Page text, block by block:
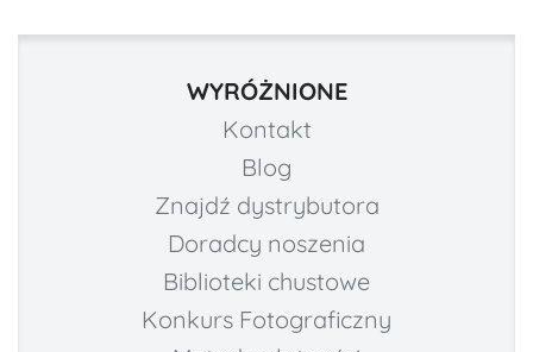
WYRÓŻNIONE
Kontakt
Blog
Znajdź dystrybutora
Doradcy noszenia
Biblioteki chustowe
Konkurs Fotograficzny